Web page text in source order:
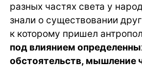
разных частях света у
знали о существовании
к которому пришел
под влиянием
обстоятельств, мышление